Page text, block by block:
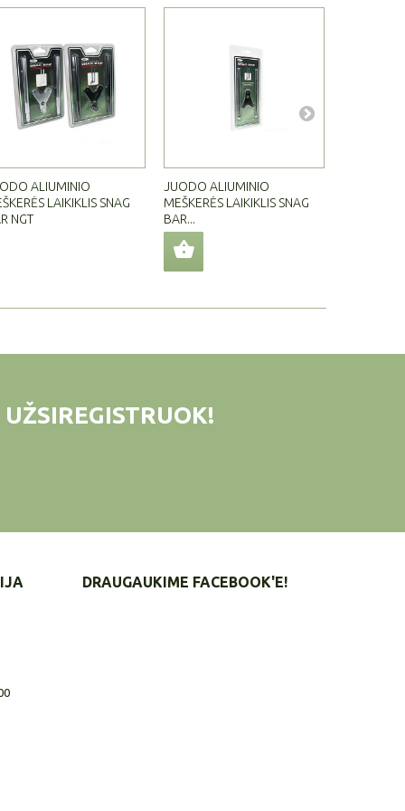
ALIUMINIO
LAIKIKLIS SNAG
NGT
JUODO ALIUMINIO
MEŠKERĖS LAIKIKLIS SNAG
BAR...
DRAUGAUKIME FACEBOOK'E!